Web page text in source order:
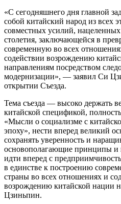
«С сегодняшнего дня главной
собой китайский народ из всех
совместных усилий,
столетия, заключающейся в
современную во всех
содействии возрождению
направлениям посредством
модернизации», — заявил Си
открытии Съезда.
Тема съезда — высоко держать
китайской спецификой,
«Мысли о социализме с
эпоху», нести вперед великий
сохранять уверенность и
основополагающие принципы и
идти вперед с
в единстве к построению
страны во всех отношениях и
возрождению китайской нации
Цзиньпин.